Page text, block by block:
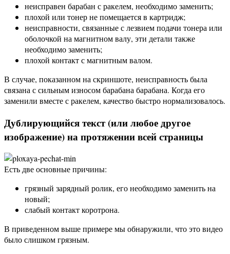
неисправен барабан с ракелем, необходимо заменить;
плохой или тонер не помещается в картридж;
неисправности, связанные с лезвием подачи тонера или
оболочкой на магнитном валу, эти детали также
необходимо заменить;
плохой контакт с магнитным валом.
В случае, показанном на скриншоте, неисправность была
связана с сильным износом барабана барабана. Когда его
заменили вместе с ракелем, качество быстро нормализовалось.
Дублирующийся текст (или любое другое
изображение) на протяжении всей страницы
Есть две основные причины:
грязный зарядный ролик, его необходимо заменить на
новый;
слабый контакт коротрона.
В приведенном выше примере мы обнаружили, что это видео
было слишком грязным.